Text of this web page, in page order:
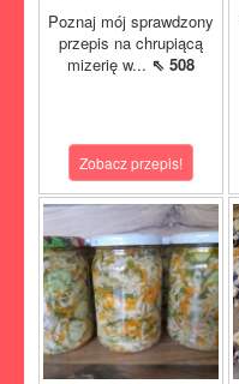
Poznaj mój sprawdzony
przepis na chrupiącą
mizerię w... ⇖ 508
Zobacz przepis!